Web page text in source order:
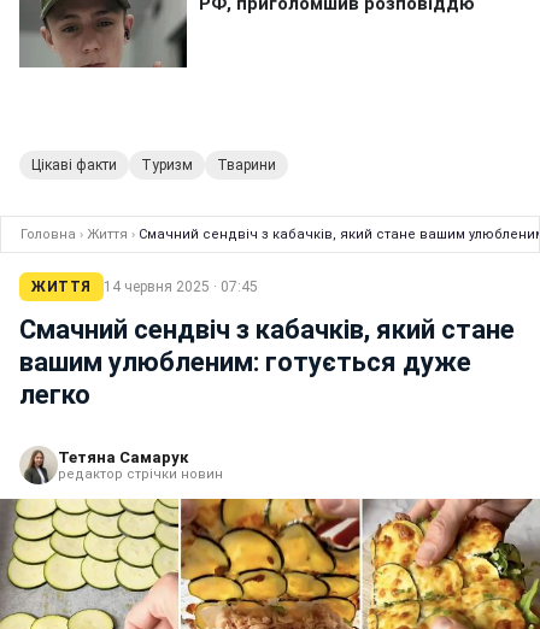
Цікаві факти Туризм Тварини
Головна › Життя › Смачний сендвіч з кабачків, який стане вашим
ЖИТТЯ 14 червня 2025 · 07:45
Смачний сендвіч з кабачків, який стане
вашим улюбленим: готується дуже
легко
Тетяна Самарук
редактор стрічки новин